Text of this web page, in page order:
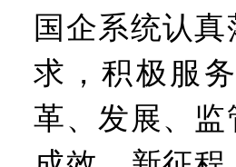
“
豫
算
河
河
“从
国企系统认
求，积极服
革、发展、